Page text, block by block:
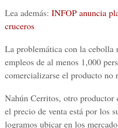
Lea además: INFOP anuncia
cruceros
La problemática con la cebolla
empleos de al menos 1,000
comercializarse el producto no
Nahún Cerritos, otro productor
el precio de venta está por los
logramos ubicar en los